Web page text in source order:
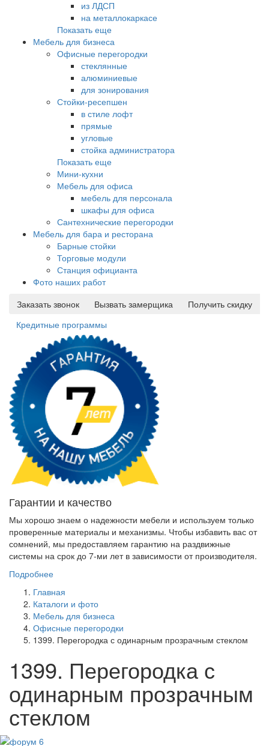
из ЛДСП
на металлокаркасе
Показать еще
Мебель для бизнеса
Офисные перегородки
стеклянные
алюминиевые
для зонирования
Стойки-ресепшен
в стиле лофт
прямые
угловые
стойка администратора
Показать еще
Мини-кухни
Мебель для офиса
мебель для персонала
шкафы для офиса
Сантехнические перегородки
Мебель для бара и ресторана
Барные стойки
Торговые модули
Станция официанта
Фото наших работ
Заказать звонок
Вызвать замерщика
Получить скидку
Кредитные программы
Гарантии и качество
Мы хорошо знаем о надежности мебели и используем только
проверенные материалы и механизмы. Чтобы избавить вас от
сомнений, мы предоставляем гарантию на раздвижные
системы на срок до 7-ми лет в зависимости от производителя.
Подробнее
Главная
Каталоги и фото
Мебель для бизнеса
Офисные перегородки
1399. Перегородка с одинарным прозрачным стеклом
1399. Перегородка с
одинарным прозрачным
стеклом